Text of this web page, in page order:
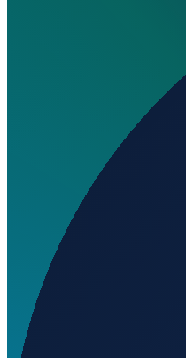
Wo liegt Entasopia
Wird geladen...